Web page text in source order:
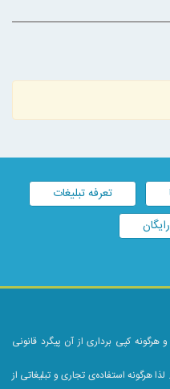
تعرفه تبلیغات
کپی برداری از آن پیگرد قانونی
هرگونه استفاده‌ی تجاری و تبلیغاتی از